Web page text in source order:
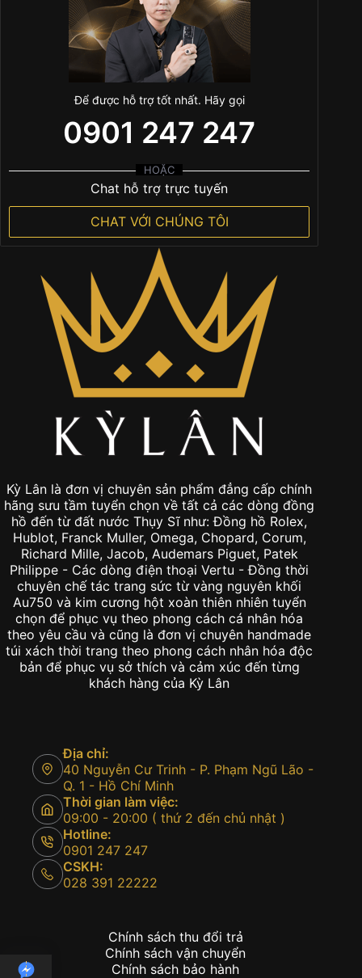
Để được hỗ trợ tốt nhất. Hãy gọi
0901 247 247
HOẶC
Chat hỗ trợ trực tuyến
CHAT VỚI CHÚNG TÔI
Kỳ Lân là đơn vị chuyên sản phẩm đẳng cấp chính
hãng sưu tầm tuyển chọn về tất cả các dòng đồng
hồ đến từ đất nước Thụy Sĩ như: Đồng hồ Rolex,
Hublot, Franck Muller, Omega, Chopard, Corum,
Richard Mille, Jacob, Audemars Piguet, Patek
Philippe - Các dòng điện thoại Vertu - Đồng thời
chuyên chế tác trang sức từ vàng nguyên khối
Au750 và kim cương hột xoàn thiên nhiên tuyển
chọn để phục vụ theo phong cách cá nhân hóa
theo yêu cầu và cũng là đơn vị chuyên handmade
túi xách thời trang theo phong cách nhân hóa độc
bản để phục vụ sở thích và cảm xúc đến từng
khách hàng của Kỳ Lân
Địa chỉ:
40 Nguyễn Cư Trinh - P. Phạm Ngũ Lão -
Q. 1 - Hồ Chí Minh
Thời gian làm việc:
09:00 - 20:00 ( thứ 2 đến chủ nhật )
Hotline:
0901 247 247
CSKH:
028 391 22222
Chính sách thu đổi trả
Chính sách vận chuyển
Chính sách bảo hành